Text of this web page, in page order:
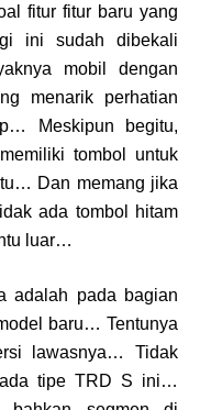
fitur fitur baru yang
ini sudah dibekali
mobil dengan
menarik perhatian
Meskipun begitu,
tombol untuk
Dan memang jika
ada tombol hitam
luar…
adalah pada bagian
baru… Tentunya
lawasnya… Tidak
tipe TRD S ini…